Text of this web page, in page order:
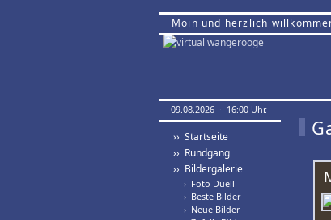
Moin und herzlich
09.08.2026 · 16:00 Uhr.
›› Startseite
›› Rundgang
›› Bildergalerie
› Foto-Duell
› Beste Bilder
› Neue Bilder